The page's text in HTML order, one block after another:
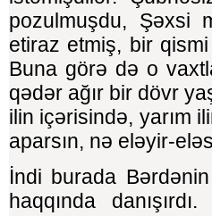
pozulmuşdu, Şəxsi
etiraz etmiş, bir
Buna görə də o
qədər ağır bir dövr
ilin içərisində, yarım
aparsın, nə eləyir-
İndi burada
haqqında